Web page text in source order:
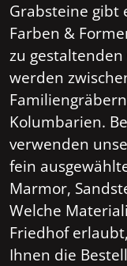
Grabsteine gibt
Farben &
zu
werden
Kolumbarien.
verwenden
fein
Marmor,
Welche
Friedhof
Ihnen die